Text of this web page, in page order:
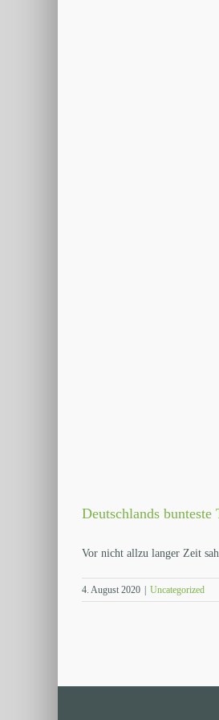
Deutschlands bunteste
Vor nicht allzu langer Zeit
4. August 2020 | Uncategorized